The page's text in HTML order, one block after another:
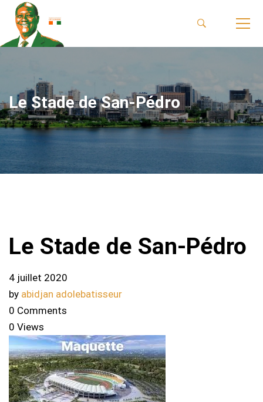
Le Stade de San-Pédro
Le Stade de San-Pédro
4 juillet 2020
by abidjan adolebatisseur
0 Comments
0 Views